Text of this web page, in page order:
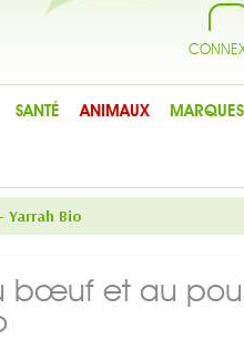
SANTÉ ANIMAUX MARQUES
Bio
bœuf et au